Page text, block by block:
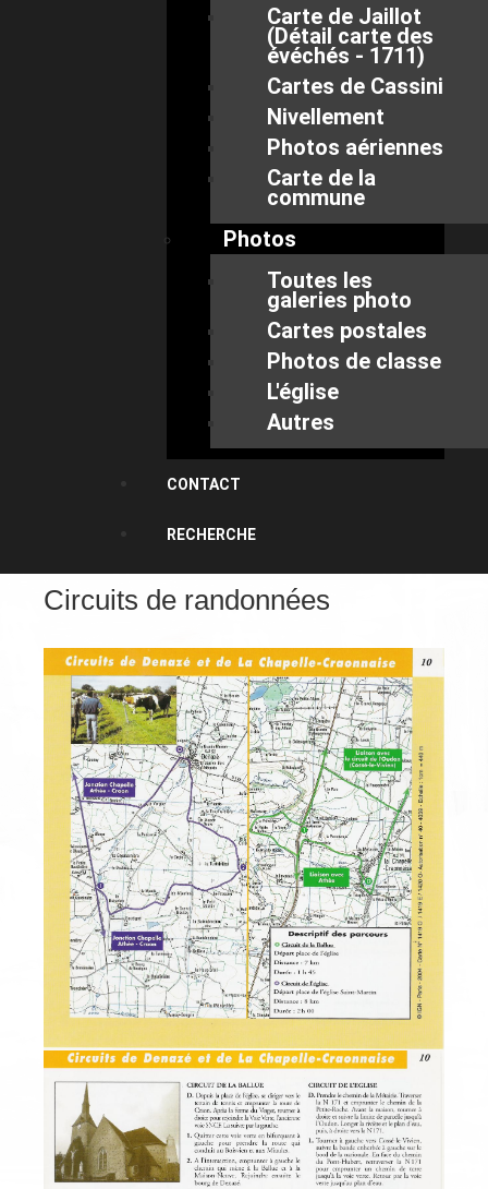
Carte de Jaillot
(Détail carte des
évéchés - 1711)
Cartes de Cassini
Nivellement
Photos aériennes
Carte de la
commune
Photos
Toutes les
galeries photo
Cartes postales
Photos de classe
L'église
Autres
CONTACT
RECHERCHE
Circuits de randonnées